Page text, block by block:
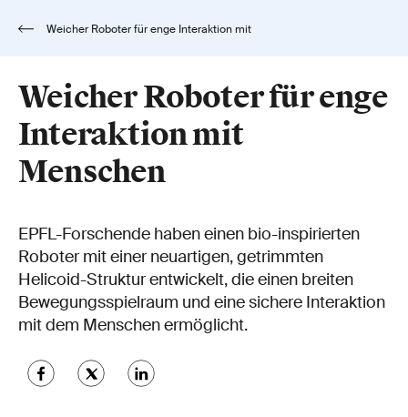
Weicher Roboter für enge
Interaktion mit
Menschen
EPFL-Forschende haben einen bio-inspirierten
Roboter mit einer neuartigen, getrimmten
Helicoid-Struktur entwickelt, die einen breiten
Bewegungsspielraum und eine sichere Interaktion
mit dem Menschen ermöglicht.